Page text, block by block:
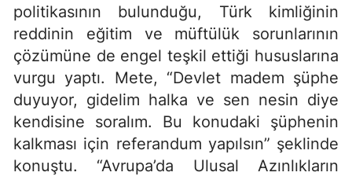
politikasının bulunduğu, Türk kimliğinin
reddinin eğitim ve müftülük sorunlarının
çözümüne de engel teşkil ettiği hususlarına
vurgu yaptı. Mete, “Devlet madem şüphe
duyuyor, gidelim halka ve sen nesin diye
kendisine soralım. Bu konudaki şüphenin
kalkması için referandum yapılsın” şeklinde
konuştu. “Avrupa’da Ulusal Azınlıkların